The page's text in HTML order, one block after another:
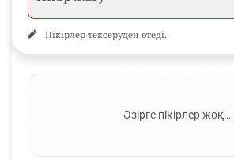
Пікірлер тексеруден өтеді.
Әзірге пікірлер жоқ…